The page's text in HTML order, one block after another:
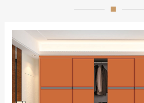
联系方式
在线留言